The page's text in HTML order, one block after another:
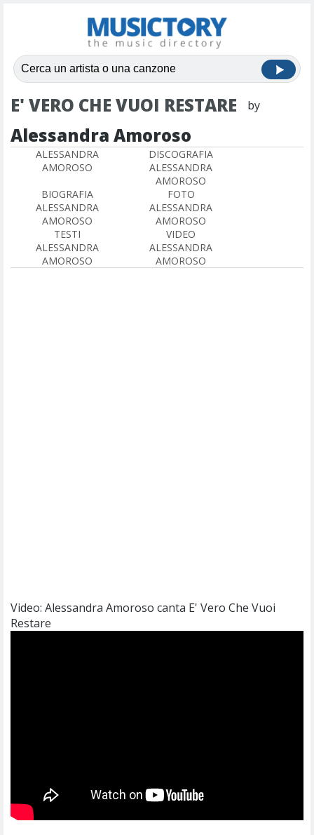
E' VERO CHE VUOI RESTARE by
Alessandra Amoroso
ALESSANDRA
AMOROSO
DISCOGRAFIA
ALESSANDRA
AMOROSO
BIOGRAFIA
ALESSANDRA
AMOROSO
FOTO
ALESSANDRA
AMOROSO
TESTI
ALESSANDRA
AMOROSO
VIDEO
ALESSANDRA
AMOROSO
Video: Alessandra Amoroso canta E' Vero Che Vuoi
Restare